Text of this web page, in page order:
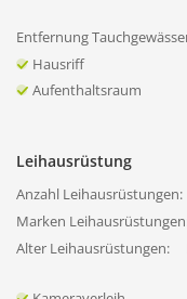
Entfernung
Hausriff
Aufenthaltsraum
Leihausrüstung
Anzahl Leihausrüstungen:
Marken
Alter Leihausrüstungen: